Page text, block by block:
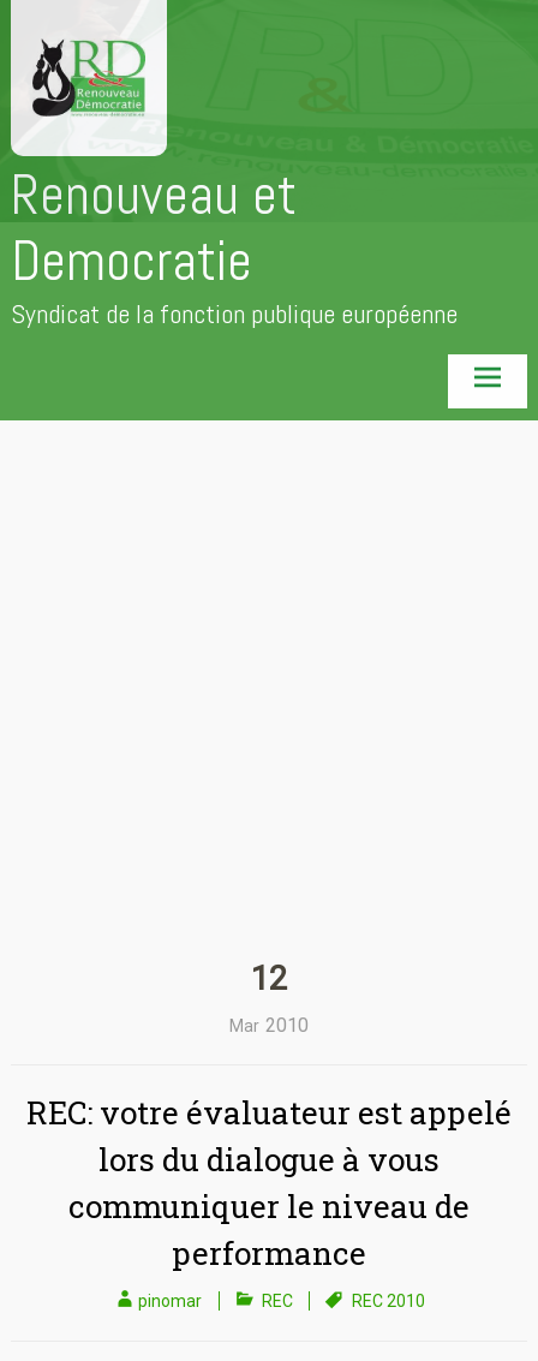
contenu
principal
Renouveau et
Democratie
Syndicat de la fonction publique européenne
12
Mar 2010
REC: votre évaluateur est appelé
lors du dialogue à vous
communiquer le niveau de
performance
pinomar REC REC 2010